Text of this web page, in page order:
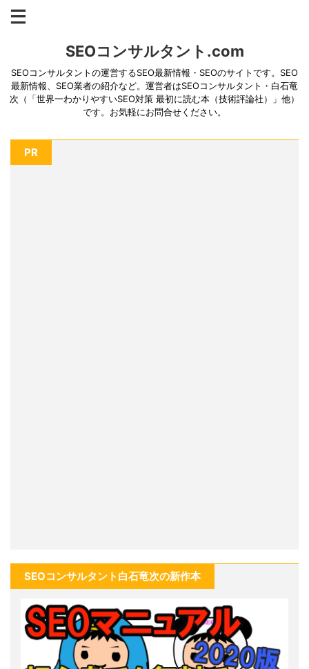
SEOコンサルタント.com
SEOコンサルタントの運営するSEO最新情報・SEOのサイトです。SEO
最新情報、SEO業者の紹介など。運営者はSEOコンサルタント・白石竜
次（「世界一わかりやすいSEO対策 最初に読む本（技術評論社）」他）
です。お気軽にお問合せください。
PR
SEOコンサルタント白石竜次の新作本